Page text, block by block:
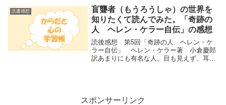
読むと、普段いくら説明しても理解しても
らえに...
読書感想
盲聾者（もうろうしゃ）の世界を
知りたくて読んでみた。「奇跡の
人 ヘレン・ケラー自伝」の感想
読後感想 第5回「奇跡の人 ヘレン・ケ
ラー自伝」 ヘレン・ケラー著 小倉慶郎
訳あまりにも有名な人。目も見えず、耳も
スポンサーリンク